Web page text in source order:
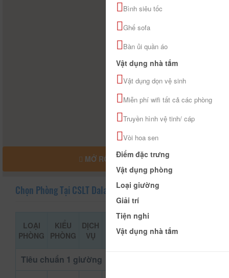
MỞ RỘNG BẢN ĐỒ
Chọn Phòng Tại CSLT Dalat Lemongrass
LOẠI
PHÒNG
KIỂU
PHÒNG
DỊCH
VỤ
KHẢO
Tiêu chuẩn 1 giường
Bình siêu tốc
Ghế sofa
Bàn ủi quần áo
Vật dụng nhà tắm
Vật dụng dọn vệ sinh
Miễn phí wifi tất cả các phòng
Truyền hình vệ tinh/ cáp
Vòi hoa sen
Điểm đặc trưng
Vật dụng phòng
Loại giường
Giải trí
Tiện nghi
Vật dụng nhà tắm